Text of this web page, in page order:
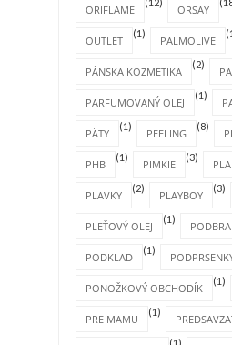
ORIFLAME
(12)
ORSAY
OUTLET
(1)
PALMOLIVE
PÁNSKA KOZMETIKA
(2)
PARFUMOVANÝ OLEJ
(1)
PÄTY
(1)
PEELING
(8)
PHB
(1)
PIMKIE
(3)
PLAVKY
(2)
PLAYBOY
(3)
PLEŤOVÝ OLEJ
(1)
PODKLAD
(1)
PONOŽKOVÝ OBCHODÍK
(1)
PRE MAMU
(1)